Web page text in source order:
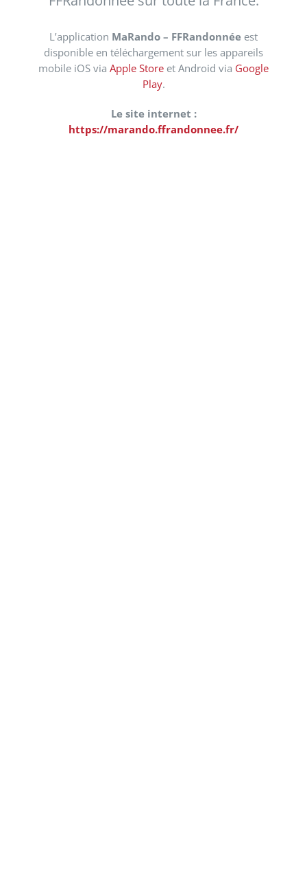
L’application MaRando – FFRandonnée est
disponible en téléchargement sur les appareils
mobile iOS via Apple Store et Android via Google
Play.
Le site internet :
https://marando.ffrandonnee.fr/